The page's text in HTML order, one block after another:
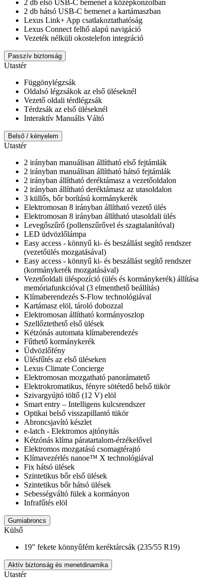
2 db első USB-C bemenet a középkonzolban
2 db hátsó USB-C bemenet a kartámaszban
Lexus Link+ App csatlakoztathatóság
Lexus Connect felhő alapú navigáció
Vezeték nélküli okostelefon integráció
Passzív biztonság
Utastér
Függönylégzsák
Oldalsó légzsákok az első üléseknél
Vezető oldali térdlégzsák
Térdzsák az első üléseknél
Interaktív Manuális Váltó
Belső / kényelem
Utastér
2 irányban manuálisan állítható első fejtámlák
2 irányban manuálisan állítható hátsó fejtámlák
2 irányban állítható deréktámasz a vezetőoldalon
2 irányban állítható deréktámasz az utasoldalon
3 küllős, bőr borítású kormánykerék
Elektromosan 8 irányban állítható vezető ülés
Elektromosan 8 irányban állítható utasoldali ülés
Levegőszűrő (pollenszűrővel és szagtalanítóval)
LED üdvözlőlámpa
Easy access - könnyű ki- és beszállást segítő rendszer
(vezetőülés mozgatásával)
Easy access - könnyű ki- és beszállást segítő rendszer
(kormánykerék mozgatásával)
Vezetőoldali üléspozíció (ülés és kormánykerék) állítása
memóriafunkcióval (3 elmenthető beállítás)
Klímaberendezés S-Flow technológiával
Kartámasz elöl, tároló dobozzal
Elektromosan állítható kormányoszlop
Szellőztethető első ülések
Kétzónás automata klímaberendezés
Fűthető kormánykerék
Üdvözlőfény
Ülésfűtés az első üléseken
Lexus Climate Concierge
Elektromosan mozgatható panorámatető
Elektrokromatikus, fényre sötétedő belső tükör
Szivargyújtó töltő (12 V) elöl
Smart entry – Intelligens kulcsrendszer
Optikai belső visszapillantó tükör
Abroncsjavító készlet
e-latch - Elektromos ajtónyitás
Kétzónás klíma páratartalom-érzékelővel
Elektromos mozgatású csomagtérajtó
Klímavezérlés nanoe™ X technológiával
Fix hátsó ülések
Szintetikus bőr első ülések
Szintetikus bőr hátsó ülések
Sebességváltó fülek a kormányon
Infrafűtés elöl
Gumiabroncs
Külső
19" fekete könnyűfém keréktárcsák (235/55 R19)
Aktív biztonság és menetdinamika
Utastér